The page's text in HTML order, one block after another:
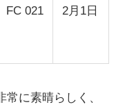
FC 021
2月1日
に素晴らしく、